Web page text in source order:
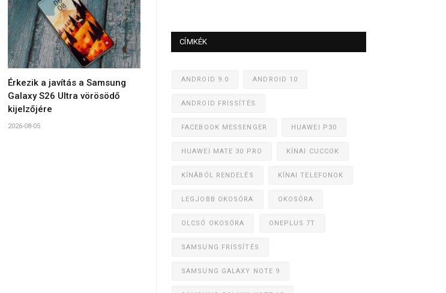
Érkezik a javítás a Samsung
Galaxy S26 Ultra vörösödő
kijelzőjére
2026-08-05
CÍMKÉK
ANDROID 9.0 ANDROID 10
ANDROID FRISSÍTÉS
FACEBOOK MESSENGER HUAWEI P30
HUAWEI MATE 30 PRO KÍNAI CUCCOK
KÍNÁBÓL RENDELÉS KÍNAI TELEFONOK
LEGJOBB OKOSÓRA OKOSÓRA
OLCSÓ OKOSÓRA ONEPLUS 7T
SAMSUNG FRISSÍTÉS
SAMSUNG GALAXY NOTE 9